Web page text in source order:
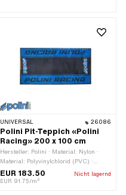
UNIVERSAL 26086
Polini Pit-Teppich «Polini
Racing» 200 x 100 cm
Hersteller: Polini · Material: Nylon ·
Material: Polyvinylchlorid (PVC) ·
Farbe: blau · Farbe: schwarz · Breite:
1000 mm · Gesamtlänge: 2000 mm
EUR 183.50
Nicht lagernd
EUR 91.75/m²